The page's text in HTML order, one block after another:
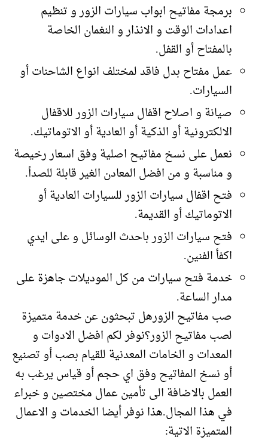
برمجة مفاتيح ابواب سيارات الزور و تنظيم
اعدادات الوقت و الانذار و النغمان الخاصة
بالمفتاح أو القفل.
عمل مفتاح بدل فاقد لمختلف انواع الشاحنات أو
السيارات.
صيانة و اصلاح اقفال سيارات الزور للاقفال
الالكترونية أو الذكية أو العادية أو الاتوماتيك.
نعمل على نسخ مفاتيح اصلية وفق اسعار رخيصة
و مناسبة و من افضل المعادن الغير قابلة للصدأ.
فتح اقفال سيارات الزور للسيارات العادية أو
الاتوماتيك أو القديمة.
فتح سيارات الزور باحدث الوسائل و على ايدي
اكفأ الفنين.
خدمة فتح سيارات من كل الموديلات جاهزة على
مدار الساعة.
صب مفاتيح الزورهل تبحثون عن خدمة متميزة
لصب مفاتيح الزور؟نوفر لكم افضل الادوات و
المعدات و الخامات المعدنية للقيام بصب أو تصنيع
أو نسخ المفاتيح وفق اي حجم أو قياس يرغب به
العمل بالاضافة الى تأمين عمال مختصين و خبراء
في هذا المجال.هذا نوفر أيضا الخدمات و الاعمال
المتميزة الاتية: